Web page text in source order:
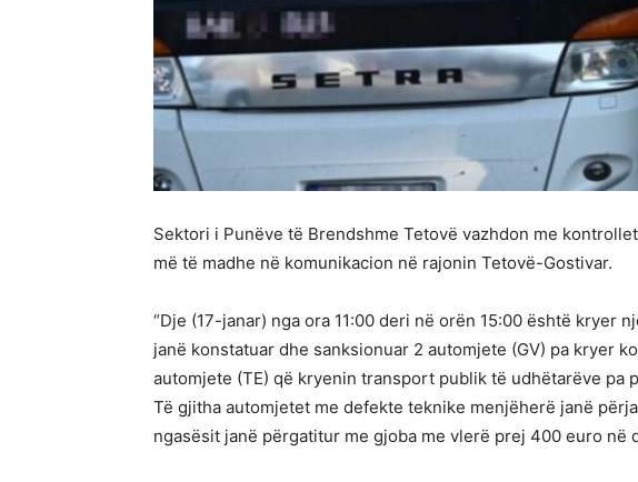
Sektori i Punëve të Brendshme Tetovë vazhdon me
më të madhe në komunikacion në rajonin Tetovë-Gostivar.
“Dje (17-janar) nga ora 11:00 deri në orën 15:00 është kryer
janë konstatuar dhe sanksionuar 2 automjete (GV) pa kryer
automjete (TE) që kryenin transport publik të udhëtarëve pa
Të gjitha automjetet me defekte teknike menjëherë janë
ngasësit janë përgatitur me gjoba me vlerë prej 400 euro në